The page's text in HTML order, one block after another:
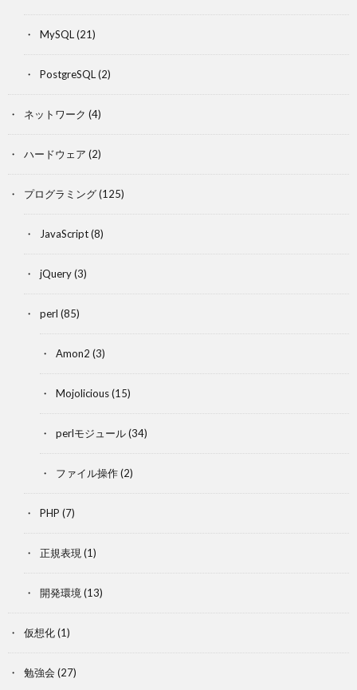
MySQL(21)
PostgreSQL(2)
ネットワーク (4)
ハードウェア (2)
プログラミング(125)
JavaScript(8)
jQuery(3)
perl (85)
Amon2 (3)
Mojolicious(15)
perlモジュール(34)
ファイル操作(2)
PHP (7)
正規表現(1)
開発環境(13)
仮想化(1)
勉強会 (27)